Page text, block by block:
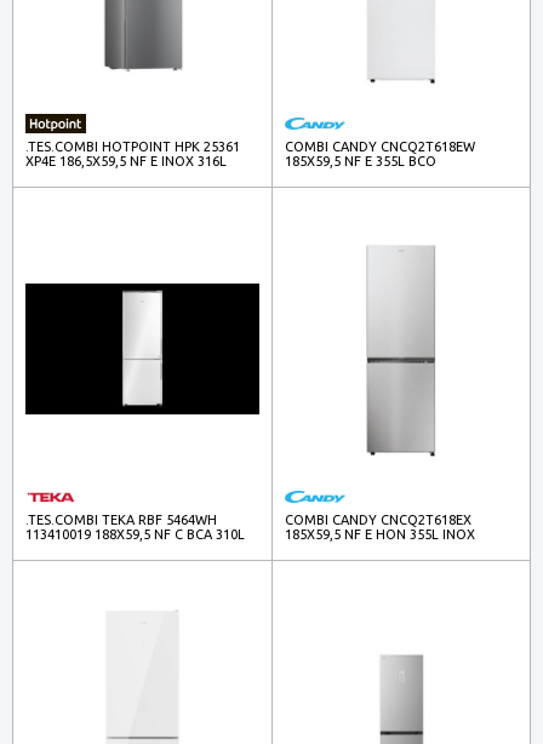
.TES.COMBI HOTPOINT HPK 25361
XP4E 186,5X59,5 NF E INOX 316L
COMBI CANDY CNCQ2T618EW
185X59,5 NF E 355L BCO
.TES.COMBI TEKA RBF 5464WH
113410019 188X59,5 NF C BCA 310L
COMBI CANDY CNCQ2T618EX
185X59,5 NF E HON 355L INOX